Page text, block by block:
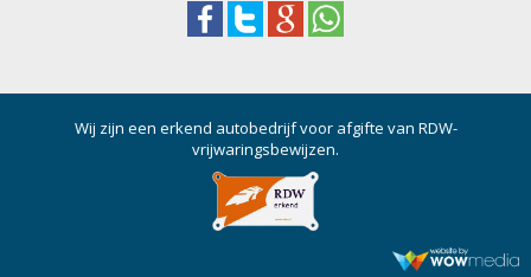
Wij zijn een erkend autobedrijf voor afgifte van RDW-
vrijwaringsbewijzen.